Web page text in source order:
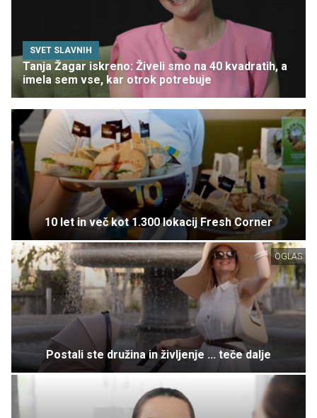
SVET SLAVNIH
Tanja Žagar iskreno: Živeli smo na 40 kvadratih, a
imela sem vse, kar otrok potrebuje
10 let in več kot 1.300 lokacij Fresh Corner
OGLAS
Postali ste družina in življenje ... teče dalje